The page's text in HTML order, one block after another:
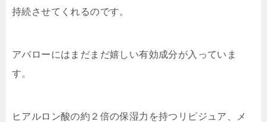
持続させてくれるのです。
アバローにはまだまだ嬉しい有効成分が入っていま
す。
ヒアルロン酸の約２倍の保湿力を持つリピジュア、メ